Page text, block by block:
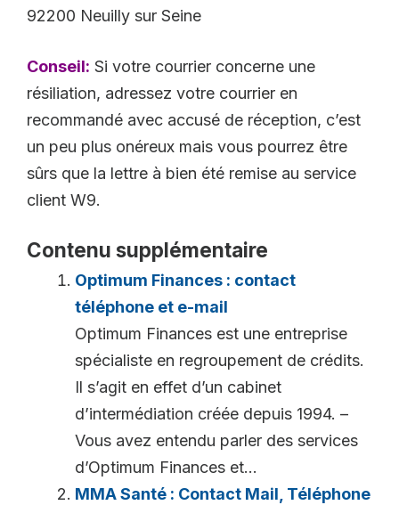
92200 Neuilly sur Seine
Conseil: Si votre courrier concerne une
résiliation, adressez votre courrier en
recommandé avec accusé de réception, c’est
un peu plus onéreux mais vous pourrez être
sûrs que la lettre à bien été remise au service
client W9.
Contenu supplémentaire
Optimum Finances : contact
téléphone et e-mail
Optimum Finances est une entreprise
spécialiste en regroupement de crédits.
Il s’agit en effet d’un cabinet
d’intermédiation créée depuis 1994. –
Vous avez entendu parler des services
d’Optimum Finances et...
MMA Santé : Contact Mail, Téléphone